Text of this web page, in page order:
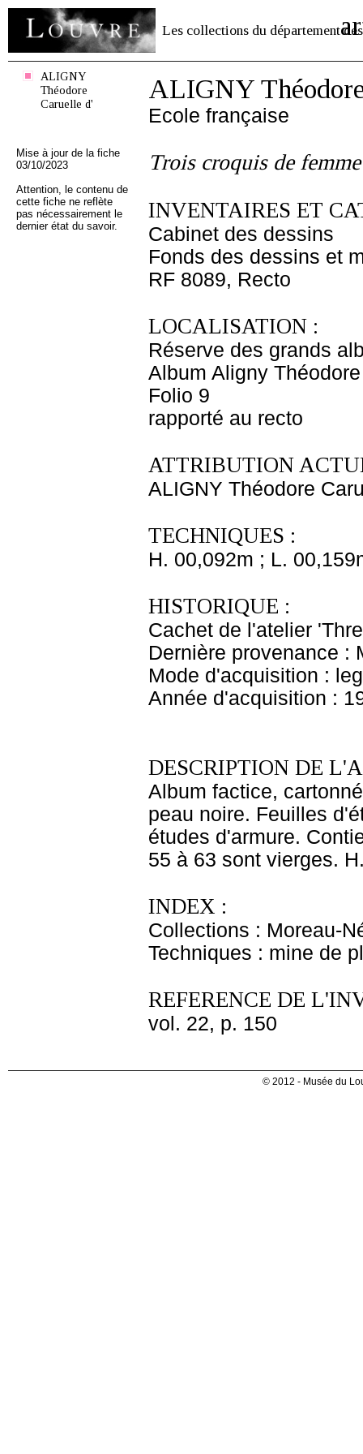
Les collections du département des
ALIGNY
Théodore
Caruelle d'
Mise à jour de la fiche
03/10/2023
Attention, le contenu de
cette fiche ne reflète
pas nécessairement le
dernier état du savoir.
ALIGNY
Ecole française
Trois croquis de femme
INVENTAIRES ET
Cabinet des dessins
Fonds des dessins et
RF 8089, Recto
LOCALISATION :
Réserve des grands
Album Aligny
Folio 9
rapporté au recto
ATTRIBUTION
ALIGNY Théodore
TECHNIQUES :
H. 00,092m ; L.
HISTORIQUE :
Cachet de l'atelier
Dernière provenance :
Mode d'acquisition :
Année d'acquisition :
DESCRIPTION DE
Album factice,
peau noire. Feuilles
études d'armure.
55 à 63 sont vierges.
INDEX :
Collections : Moreau-
Techniques : mine de
REFERENCE DE
vol. 22, p. 150
© 2012 - Musée du